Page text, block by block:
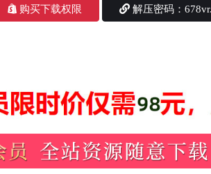
购买下载权限 解压密码：